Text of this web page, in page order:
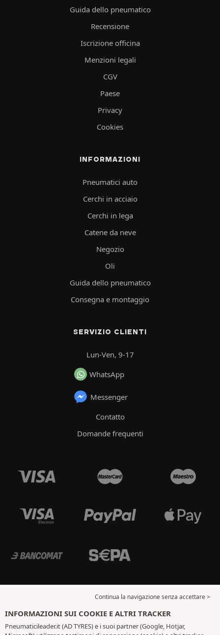
Guida dello pneumatico
Recensione
Iscrizione officina
Menzioni legali
CGV
Paese
Privacy
Cookies
INFORMAZIONI
Pneumatici auto
Cerchi in acciaio
Cerchi in lega
Catene da neve
Negozio
Oli
Guida dello pneumatico
Consegna e montaggio
SERVIZIO CLIENTI
Lun-Ven, 9-17
WhatsApp
Messenger
Contatto
Domande frequenti
Continua la navigazione senza accettare >
INFORMAZIONI SUI COOKIE E ALTRI TRACKER
Pneumaticileader.it (AD TYRES) e i suoi partner (Google, Hotjar,